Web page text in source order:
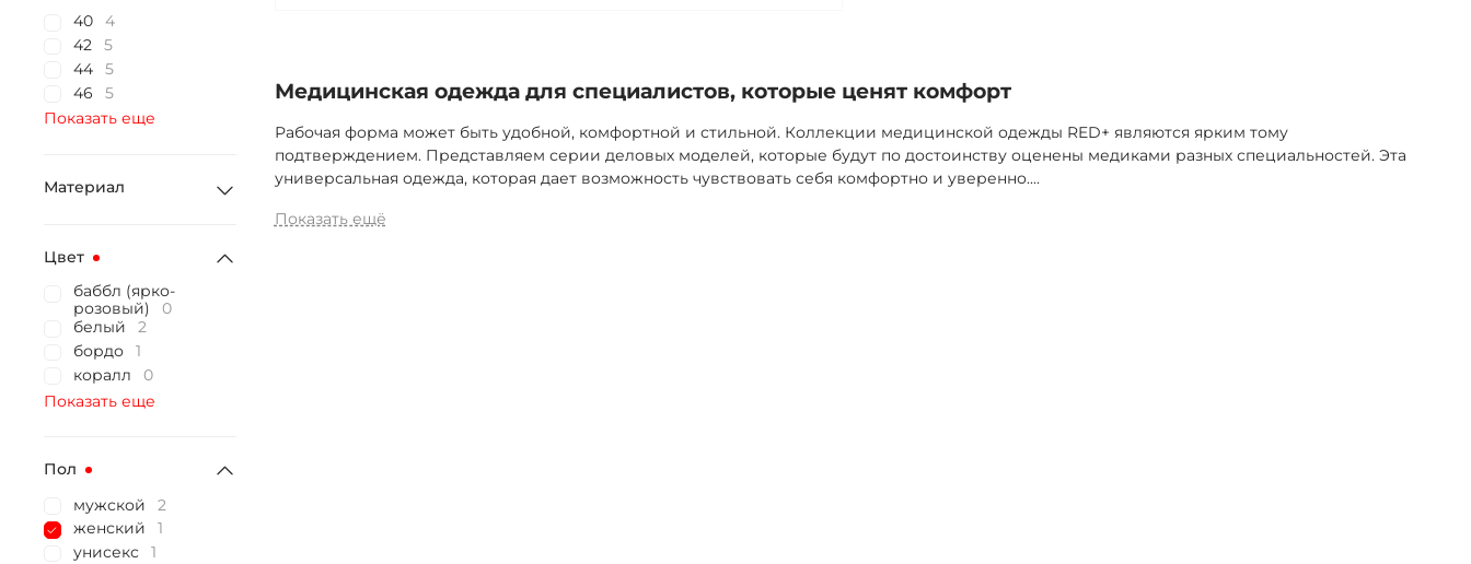
Медицинская одежда для специалистов, которые ценят комфорт
Рабочая форма может быть удобной, комфортной и стильной. Коллекции медицинской одежды RED+ являются ярким тому
подтверждением. Представляем серии деловых моделей, которые будут по достоинству оценены медиками разных специальностей. Эта
универсальная одежда, которая дает возможность чувствовать себя комфортно и уверенно....
Показать ещё
40
4
42
5
44
5
46
5
Показать еще
Материал
Цвет
баббл (ярко-
розовый)
0
белый
2
бордо
1
коралл
0
Показать еще
Пол
мужской
2
женский
1
унисекс
1